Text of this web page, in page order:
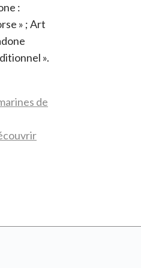
:
» ; Art
».
de